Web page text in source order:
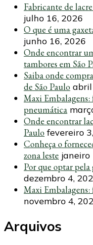
Fabricante de
julho 16, 2026
O que é uma
junho 16, 2026
Onde encontrar
tambores em São
Saiba onde
de São Paulo abril
Maxi
pneumática
Onde encontrar
Paulo fevereiro
Conheça o
zona leste janeiro
Por que optar pela
dezembro 4,
Maxi
novembro 4,
Arquivos